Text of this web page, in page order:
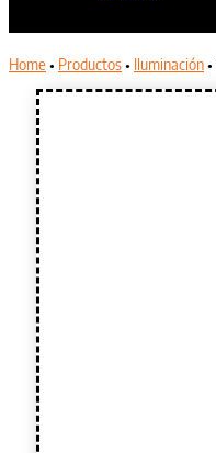
Home• Productos• Iluminación•